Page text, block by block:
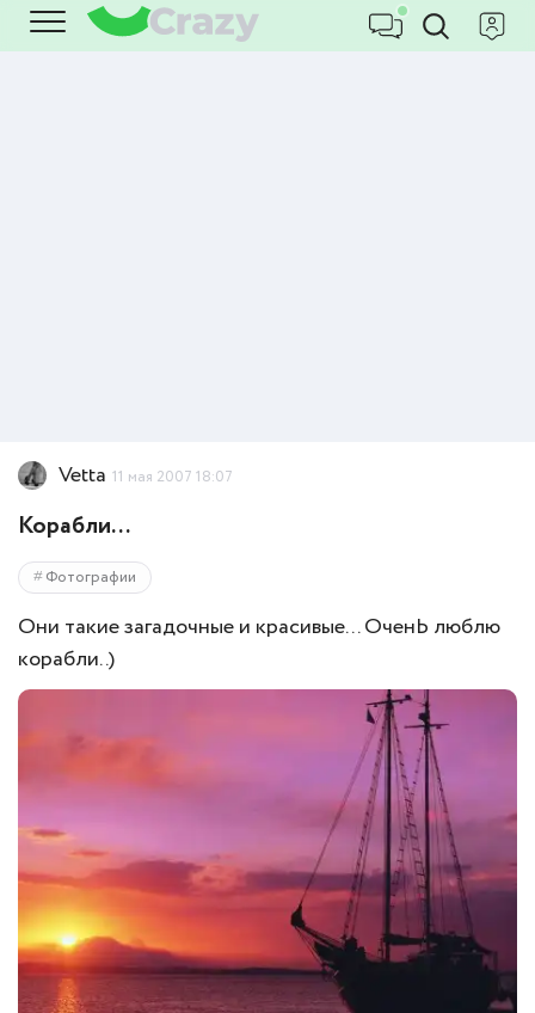
Vetta 11 мая 2007 18:07
Корабли...
Фотографии
Они такие загадочные и красивые... ОченЬ люблю
корабли..)